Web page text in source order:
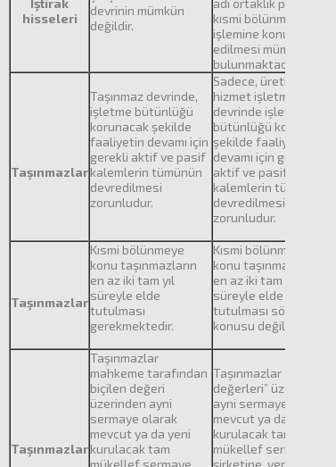
İştirak
hisseleri
devrinin mümkün
değildir.
adi ortaklık payının
kısmi bölünme
işlemine konu
edilmesi mümkün
bulunmaktadır.
Taşınmazlar
Taşınmaz devrinde,
işletme bütünlüğü
korunacak şekilde
faaliyetin devamı için
gerekli aktif ve pasif
kalemlerin tümünün
devredilmesi
zorunludur.
Sadece, üretim veya
hizmet işletmelerinin
devrinde işletme
bütünlüğü korunacak
şekilde faaliyetin
devamı için gerekli
aktif ve pasif
kalemlerin tümünün
devredilmesi
zorunludur.
Taşınmazlar
Kısmi bölünmeye
konu taşınmazların
en az iki tam yıl
süreyle elde
tutulması
gerekmektedir.
Kısmi bölünmeye
konu taşınmazların
en az iki tam yıl
süreyle elde
tutulması söz
konusu değildir.
Taşınmazlar
Taşınmazlar
mahkeme tarafından
biçilen değeri
üzerinden ayni
sermaye olarak
mevcut ya da yeni
kurulacak tam
mükellef sermaye
Taşınmazlar “kayıtlı
değerleri” üzerinden
ayni sermaye olarak
mevcut ya da yeni
kurulacak tam
mükellef sermaye
şirketine, vergisiz